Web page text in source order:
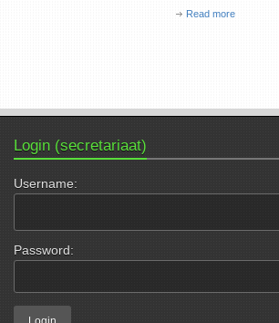
Login (secretariaat)
Username:
Password: